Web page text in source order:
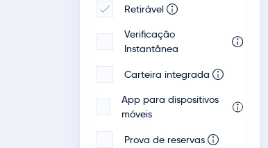
Retirável
Verificação
Instantânea
Carteira integrada
App para dispositivos
móveis
Prova de reservas